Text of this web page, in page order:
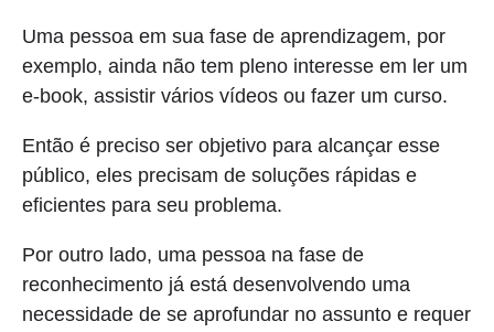
Uma pessoa em sua fase de aprendizagem, por
exemplo, ainda não tem pleno interesse em ler um
e-book, assistir vários vídeos ou fazer um curso.
Então é preciso ser objetivo para alcançar esse
público, eles precisam de soluções rápidas e
eficientes para seu problema.
Por outro lado, uma pessoa na fase de
reconhecimento já está desenvolvendo uma
necessidade de se aprofundar no assunto e requer